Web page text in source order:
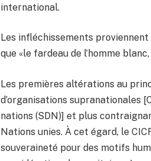
international.
Les infléchissements
que «le fardeau de l’homme
Les premières altérations au
d’organisations supranationales
nations (SDN)] et plus
Nations unies. À cet égard, le
souveraineté pour des motifs